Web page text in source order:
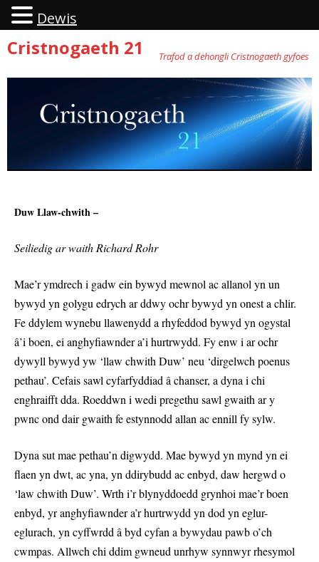
Cristnogaeth 21 Trafod a dehongli Cristnogaeth gyfoes
Duw Llaw-chwith –
Seiliedig ar waith Richard Rohr
Mae’r ymdrech i gadw ein bywyd mewnol ac allanol yn un
bywyd yn golygu edrych ar ddwy ochr bywyd yn onest a chlir.
Fe ddylem wynebu llawenydd a rhyfeddod bywyd yn ogystal
â’i boen, ei anghyfiawnder a’i hurtrwydd. Fy enw i ar ochr
dywyll bywyd yw ‘llaw chwith Duw’ neu ‘dirgelwch poenus
pethau’. Cefais sawl cyfarfyddiad â chanser, a dyna i chi
enghraifft dda. Roeddwn i wedi pregethu sawl gwaith ar y
pwnc ond dair gwaith fe estynnodd allan ac ennill fy sylw.
Dyna sut mae pethau’n digwydd. Mae bywyd yn mynd yn ei
flaen yn dwt, ac yna, yn ddirybudd ac enbyd, daw hergwd o
‘law chwith Duw’. Wrth i’r blynyddoedd grynhoi mae’r boen
enbyd, yr anghyfiawnder a’r hurtrwydd yn dod yn eglur-
eglurach, yn cyffwrdd â byd cyfan a bywydau pawb o’ch
cwmpas. Allwch chi ddim gwneud unrhyw synnwyr rhesymol
Dewis